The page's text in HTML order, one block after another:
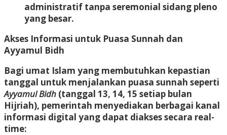
administratif tanpa seremonial sidang pleno
yang besar.
Akses Informasi untuk Puasa Sunnah dan
Ayyamul Bidh
Bagi umat Islam yang membutuhkan kepastian
tanggal untuk menjalankan puasa sunnah seperti
Ayyamul Bidh (tanggal 13, 14, 15 setiap bulan
Hijriah), pemerintah menyediakan berbagai kanal
informasi digital yang dapat diakses secara real-
time: